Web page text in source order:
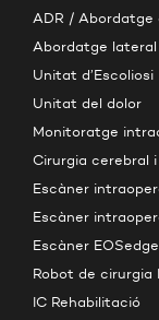
ADR / Abordatge
Abordatge lateral
Unitat d’Escoliosi
Unitat del dolor
Monitoratge
Cirurgia cerebral
Escàner
Escàner
Escàner EOSedge
Robot de cirurgia
IC Rehabilitació